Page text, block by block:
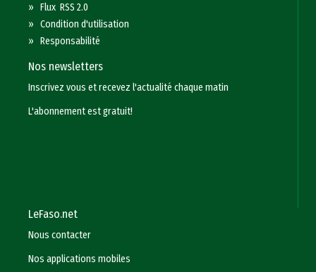
»Flux RSS 2.0
»Condition d'utilisation
»Responsabilité
Nos newsletters
Inscrivez vous et recevez l'actualité chaque matin
L'abonnement est gratuit!
LeFaso.net
Nous contacter
Nos applications mobiles